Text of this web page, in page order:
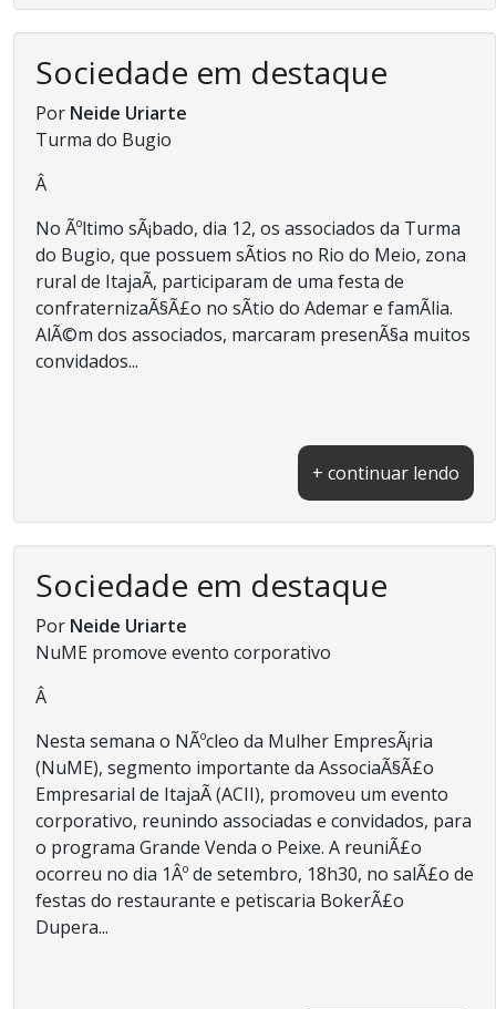
Sociedade em destaque
Por Neide Uriarte
Turma do Bugio
Â
No Ãºltimo sÃ¡bado, dia 12, os associados da Turma
do Bugio, que possuem sÃ­tios no Rio do Meio, zona
rural de ItajaÃ­, participaram de uma festa de
confraternizaÃ§Ã£o no sÃ­tio do Ademar e famÃ­lia.
AlÃ©m dos associados, marcaram presenÃ§a muitos
convidados...
+ continuar lendo
Sociedade em destaque
Por Neide Uriarte
NuME promove evento corporativo
Â
Nesta semana o NÃºcleo da Mulher EmpresÃ¡ria
(NuME), segmento importante da AssociaÃ§Ã£o
Empresarial de ItajaÃ­ (ACII), promoveu um evento
corporativo, reunindo associadas e convidados, para
o programa Grande Venda o Peixe. A reuniÃ£o
ocorreu no dia 1Âº de setembro, 18h30, no salÃ£o de
festas do restaurante e petiscaria BokerÃ£o
Dupera...